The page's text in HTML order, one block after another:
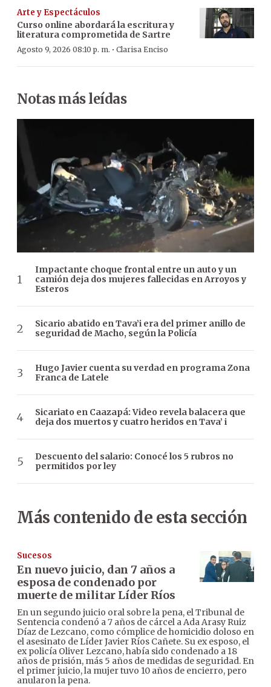
Arte y Espectáculos
Curso online abordará la escritura y
literatura comprometida de Sartre
Agosto 9, 2026 08:10 p. m. · Clarisa Enciso
Notas más leídas
Impactante choque frontal entre un auto y un
camión deja dos mujeres fallecidas en Arroyos y
Esteros
Sicario abatido en Tava’i era del primer anillo de
seguridad de Macho, según la Policía
Hugo Javier cuenta su verdad en programa Zona
Franca de Latele
Sicariato en Caazapá: Video revela balacera que
deja dos muertos y cuatro heridos en Tava’ i
Descuento del salario: Conocé los 5 rubros no
permitidos por ley
Más contenido de esta sección
Sucesos
En nuevo juicio, dan 7 años a
esposa de condenado por
muerte de militar Líder Ríos
En un segundo juicio oral sobre la pena, el Tribunal de
Sentencia condenó a 7 años de cárcel a Ada Arasy Ruiz
Díaz de Lezcano, como cómplice de homicidio doloso en
el asesinato de Líder Javier Ríos Cañete. Su ex esposo, el
ex policía Oliver Lezcano, había sido condenado a 18
años de prisión, más 5 años de medidas de seguridad. En
el primer juicio, la mujer tuvo 10 años de encierro, pero
anularon la pena.